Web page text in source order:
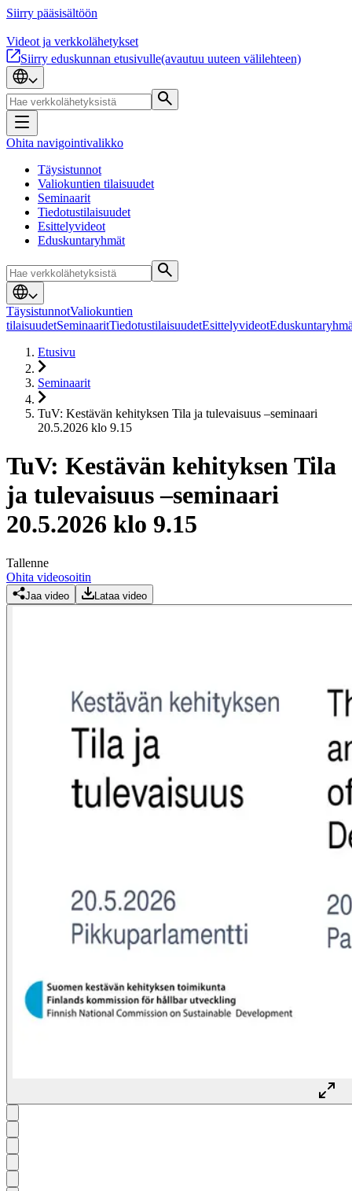
Siirry pääsisältöön
Videot ja verkkolähetykset
Siirry eduskunnan etusivulle(avautuu uuteen välilehteen)
Ohita navigointivalikko
Täysistunnot
Valiokuntien tilaisuudet
Seminaarit
Tiedotustilaisuudet
Esittelyvideot
Eduskuntaryhmät
TäysistunnotValiokuntien
tilaisuudetSeminaaritTiedotustilaisuudetEsittelyvideot
Etusivu
Seminaarit
TuV: Kestävän kehityksen Tila ja tulevaisuus –seminaari
20.5.2026 klo 9.15
TuV: Kestävän kehityksen Tila
ja tulevaisuus –seminaari
20.5.2026 klo 9.15
Tallenne
Ohita videosoitin
Jaa video Lataa video